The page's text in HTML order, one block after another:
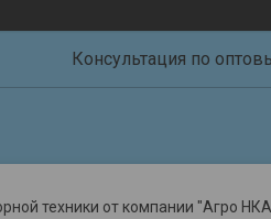
Консультация по
техники от компании "Агро